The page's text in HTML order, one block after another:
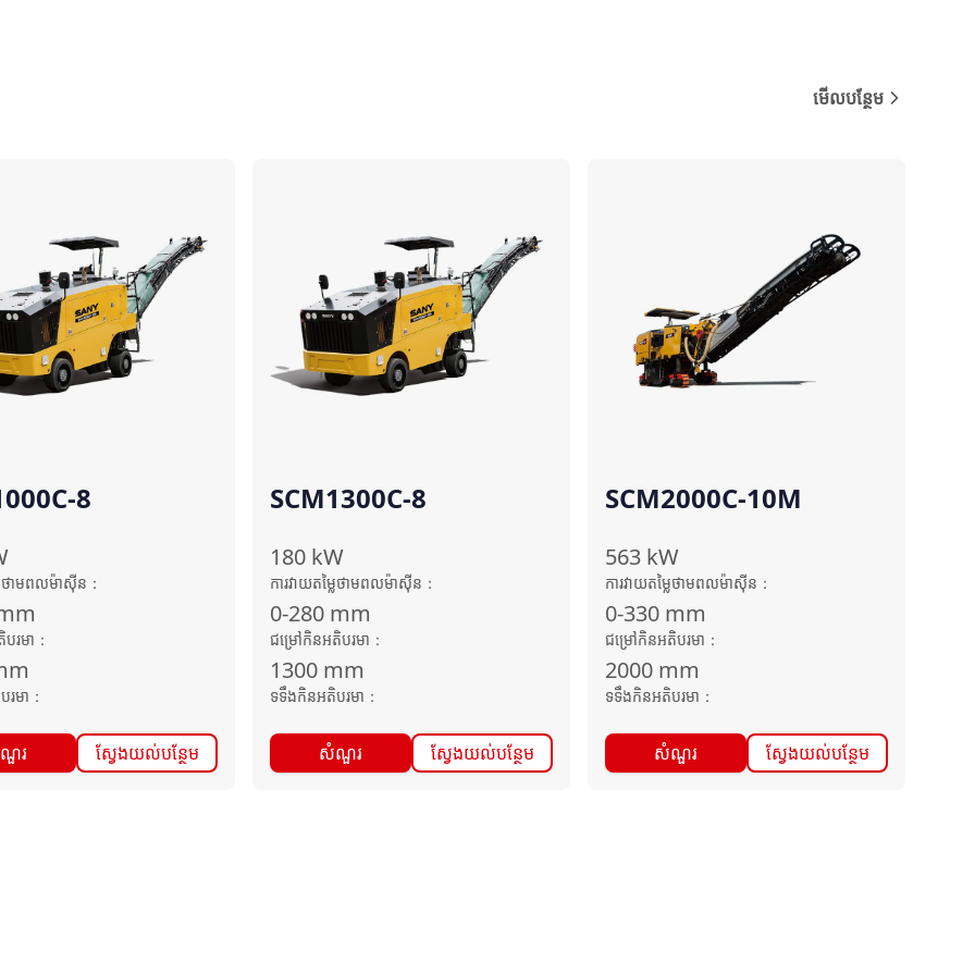
មើលបន្ថែម
8
ៃថាមពលម៉ាស៊ីន ：
រមា ：
មា ：
រ ស្វែងយល់បន្ថែម
SCM1300C-8
180 kW
ការវាយតម្លៃថាមពលម៉ាស៊ីន ：
0-280 mm
ជម្រៅកិនអតិបរមា ：
1300 mm
ទទឹងកិនអតិបរមា ：
សំណួរ ស្វែងយល់បន្ថែម
SCM2000C-10M
563 kW
ការវាយតម្លៃថាមពលម៉ាស៊ីន ：
0-330 mm
ជម្រៅកិនអតិបរមា ：
2000 mm
ទទឹងកិនអតិបរមា ：
សំណួរ ស្វែងយល់បន្ថែម